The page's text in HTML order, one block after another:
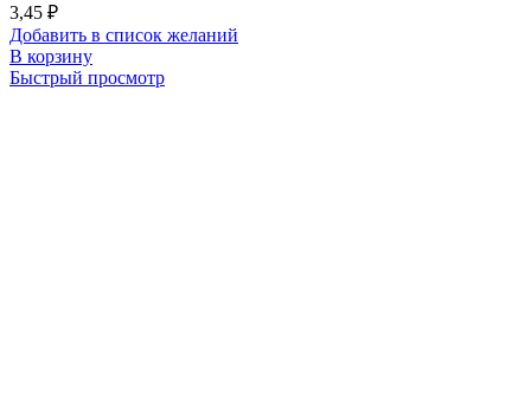
3,45 ₽
Добавить в список желаний
В корзину
Быстрый просмотр